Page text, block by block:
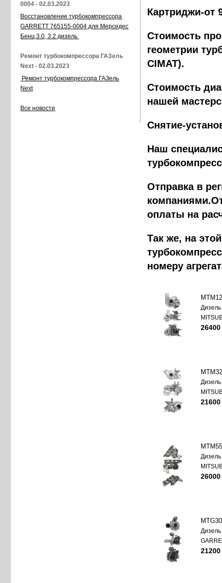
Картриджи-от
Стоимость
геометрии
CIMAT).
Стоимость
нашей
Снятие-
Наш
Отправка в
оплаты на
Tак же, на
номеру
Дизель
Дизель
Дизель
Дизель
0004 - 02.03.2023
Восстановление турбокомпрессора
GARRETT 765155-0004 для Мерседес
Бенц 3.0, 3.2 дизель
Ремонт турбокомпрессора ГАЗель
Next - 02.03.2023
Ремонт турбокомпрессора ГАЗель
Next
Все новости